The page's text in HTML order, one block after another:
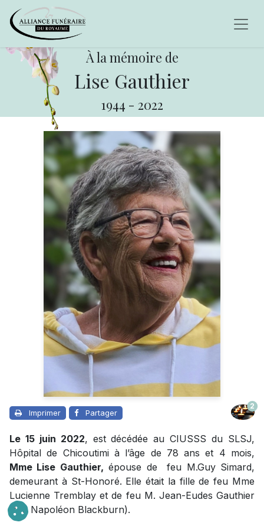
À la mémoire de
Lise Gauthier
1944 - 2022
Imprimer Partager
2
Le 15 juin 2022, est décédée au CIUSSS du SLSJ,
Hôpital de Chicoutimi à l’âge de 78 ans et 4 mois,
Mme Lise Gauthier, épouse de feu M.Guy Simard,
demeurant à St-Honoré. Elle était la fille de feu Mme
Lucienne Tremblay et de feu M. Jean-Eudes Gauthier
(feu Napoléon Blackburn).